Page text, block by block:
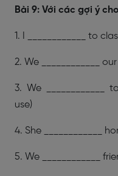
Bài 9: Với các gợi ý
1. I ____________ to
2. We ____________
3. We ____________
use)
4. She ____________
5. We ____________